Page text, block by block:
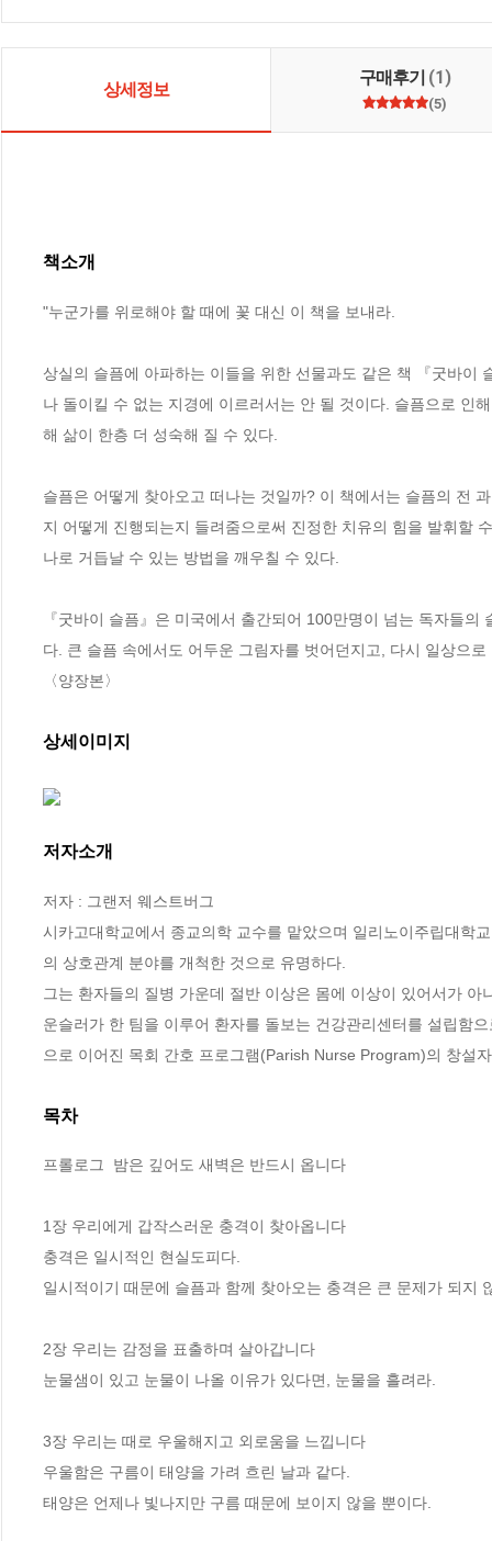
상세정보
구매후기 (1)
(5)
책소개
"누군가를 위로해야 할 때에 꽃 대신 이 책을 보내라.
상실의 슬픔에 아파하는 이들을 위한 선물과도 같은 책 『굿바이
나 돌이킬 수 없는 지경에 이르러서는 안 될 것이다. 슬픔으로 인
해 삶이 한층 더 성숙해 질 수 있다.
슬픔은 어떻게 찾아오고 떠나는 것일까? 이 책에서는 슬픔의 전
지 어떻게 진행되는지 들려줌으로써 진정한 치유의 힘을 발휘할
나로 거듭날 수 있는 방법을 깨우칠 수 있다.
『굿바이 슬픔』은 미국에서 출간되어 100만명이 넘는 독자들
다. 큰 슬픔 속에서도 어두운 그림자를 벗어던지고, 다시 일상으
〈양장본〉
상세이미지
저자소개
저자 : 그랜저 웨스트버그
시카고대학교에서 종교의학 교수를 맡았으며 일리노이주립대학
의 상호관계 분야를 개척한 것으로 유명하다.
그는 환자들의 질병 가운데 절반 이상은 몸에 이상이 있어서가
운슬러가 한 팀을 이루어 환자를 돌보는 건강관리센터를 설립함
으로 이어진 목회 간호 프로그램(Parish Nurse Program)의 창설
목차
프롤로그  밤은 깊어도 새벽은 반드시 옵니다
1장 우리에게 갑작스러운 충격이 찾아옵니다
충격은 일시적인 현실도피다.
일시적이기 때문에 슬픔과 함께 찾아오는 충격은 큰 문제가 되지
2장 우리는 감정을 표출하며 살아갑니다
눈물샘이 있고 눈물이 나올 이유가 있다면, 눈물을 흘려라.
3장 우리는 때로 우울해지고 외로움을 느낍니다
우울함은 구름이 태양을 가려 흐린 날과 같다.
태양은 언제나 빛나지만 구름 때문에 보이지 않을 뿐이다.